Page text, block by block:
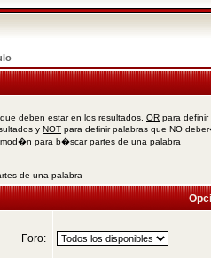
deben estar en los resultados, OR para definir
y NOT para definir palabras que NO
para b�scar partes de una palabra
de una palabra
Foro: